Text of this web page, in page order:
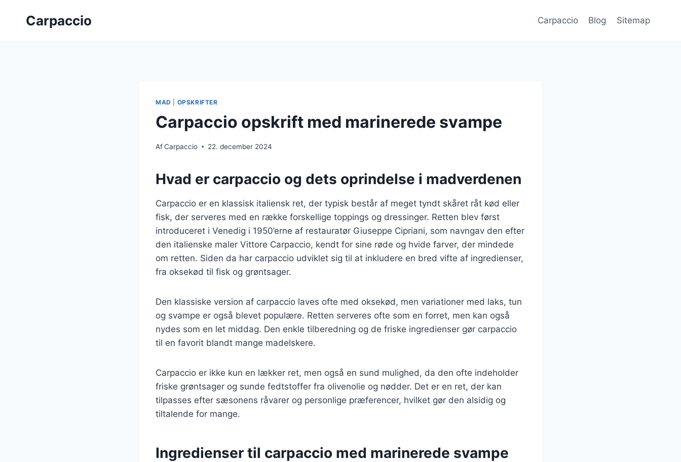
Carpaccio Carpaccio Blog Sitemap
MAD OPSKRIFTER
Carpaccio opskrift med marinerede svampe
AfCarpaccio 22. december 2024
Hvad er carpaccio og dets oprindelse i madverdenen
Carpaccio er en klassisk italiensk ret, der typisk består af meget tyndt skåret råt kød eller
fisk, der serveres med en række forskellige toppings og dressinger. Retten blev først
introduceret i Venedig i 1950’erne af restauratør Giuseppe Cipriani, som navngav den efter
den italienske maler Vittore Carpaccio, kendt for sine røde og hvide farver, der mindede
om retten. Siden da har carpaccio udviklet sig til at inkludere en bred vifte af ingredienser,
fra oksekød til fisk og grøntsager.
Den klassiske version af carpaccio laves ofte med oksekød, men variationer med laks, tun
og svampe er også blevet populære. Retten serveres ofte som en forret, men kan også
nydes som en let middag. Den enkle tilberedning og de friske ingredienser gør carpaccio
til en favorit blandt mange madelskere.
Carpaccio er ikke kun en lækker ret, men også en sund mulighed, da den ofte indeholder
friske grøntsager og sunde fedtstoffer fra olivenolie og nødder. Det er en ret, der kan
tilpasses efter sæsonens råvarer og personlige præferencer, hvilket gør den alsidig og
tiltalende for mange.
Ingredienser til carpaccio med marinerede svampe